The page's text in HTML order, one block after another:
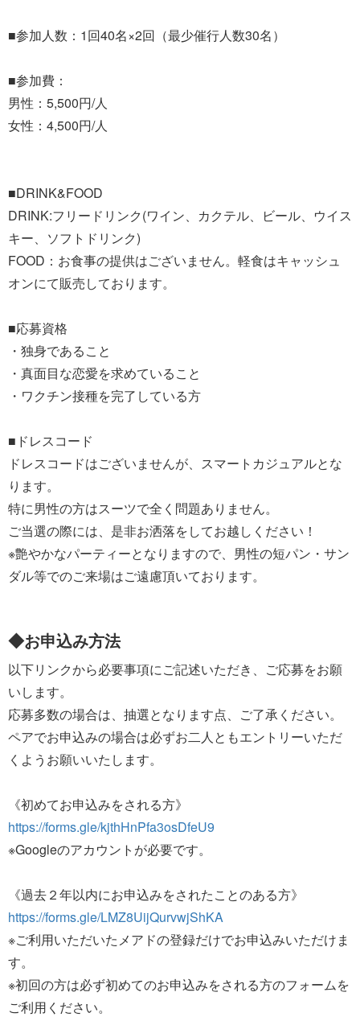
■参加人数：1回40名×2回（最少催行人数30名）
■参加費：
男性：5,500円/人
女性：4,500円/人
■DRINK&FOOD
DRINK:フリードリンク(ワイン、カクテル、ビール、ウイス
キー、ソフトドリンク)
FOOD：お食事の提供はございません。軽食はキャッシュ
オンにて販売しております。
■応募資格
・独身であること
・真面目な恋愛を求めていること
・ワクチン接種を完了している方
■ドレスコード
ドレスコードはございませんが、スマートカジュアルとな
ります。
特に男性の方はスーツで全く問題ありません。
ご当選の際には、是非お洒落をしてお越しください！
※艶やかなパーティーとなりますので、男性の短パン・サン
ダル等でのご来場はご遠慮頂いております。
◆お申込み方法
以下リンクから必要事項にご記述いただき、ご応募をお願
いします。
応募多数の場合は、抽選となります点、ご了承ください。
ペアでお申込みの場合は必ずお二人ともエントリーいただ
くようお願いいたします。
《初めてお申込みをされる方》
https://forms.gle/kjthHnPfa3osDfeU9
※Googleのアカウントが必要です。
《過去２年以内にお申込みをされたことのある方》
https://forms.gle/LMZ8UijQurvwjShKA
※ご利用いただいたメアドの登録だけでお申込みいただけま
す。
※初回の方は必ず初めてのお申込みをされる方のフォームを
ご利用ください。